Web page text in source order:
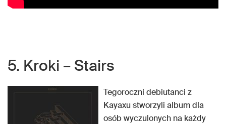
5. Kroki – Stairs
Tegoroczni debiutanci z
Kayaxu stworzyli album dla
osób wyczulonych na każdy